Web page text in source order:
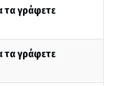
τα γράφετε
τα γράφετε